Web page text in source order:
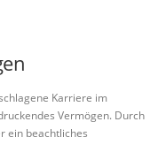
Karriere im
Vermögen. Durch
ein beachtliches